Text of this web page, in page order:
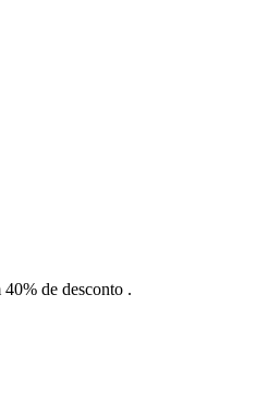
de desconto .